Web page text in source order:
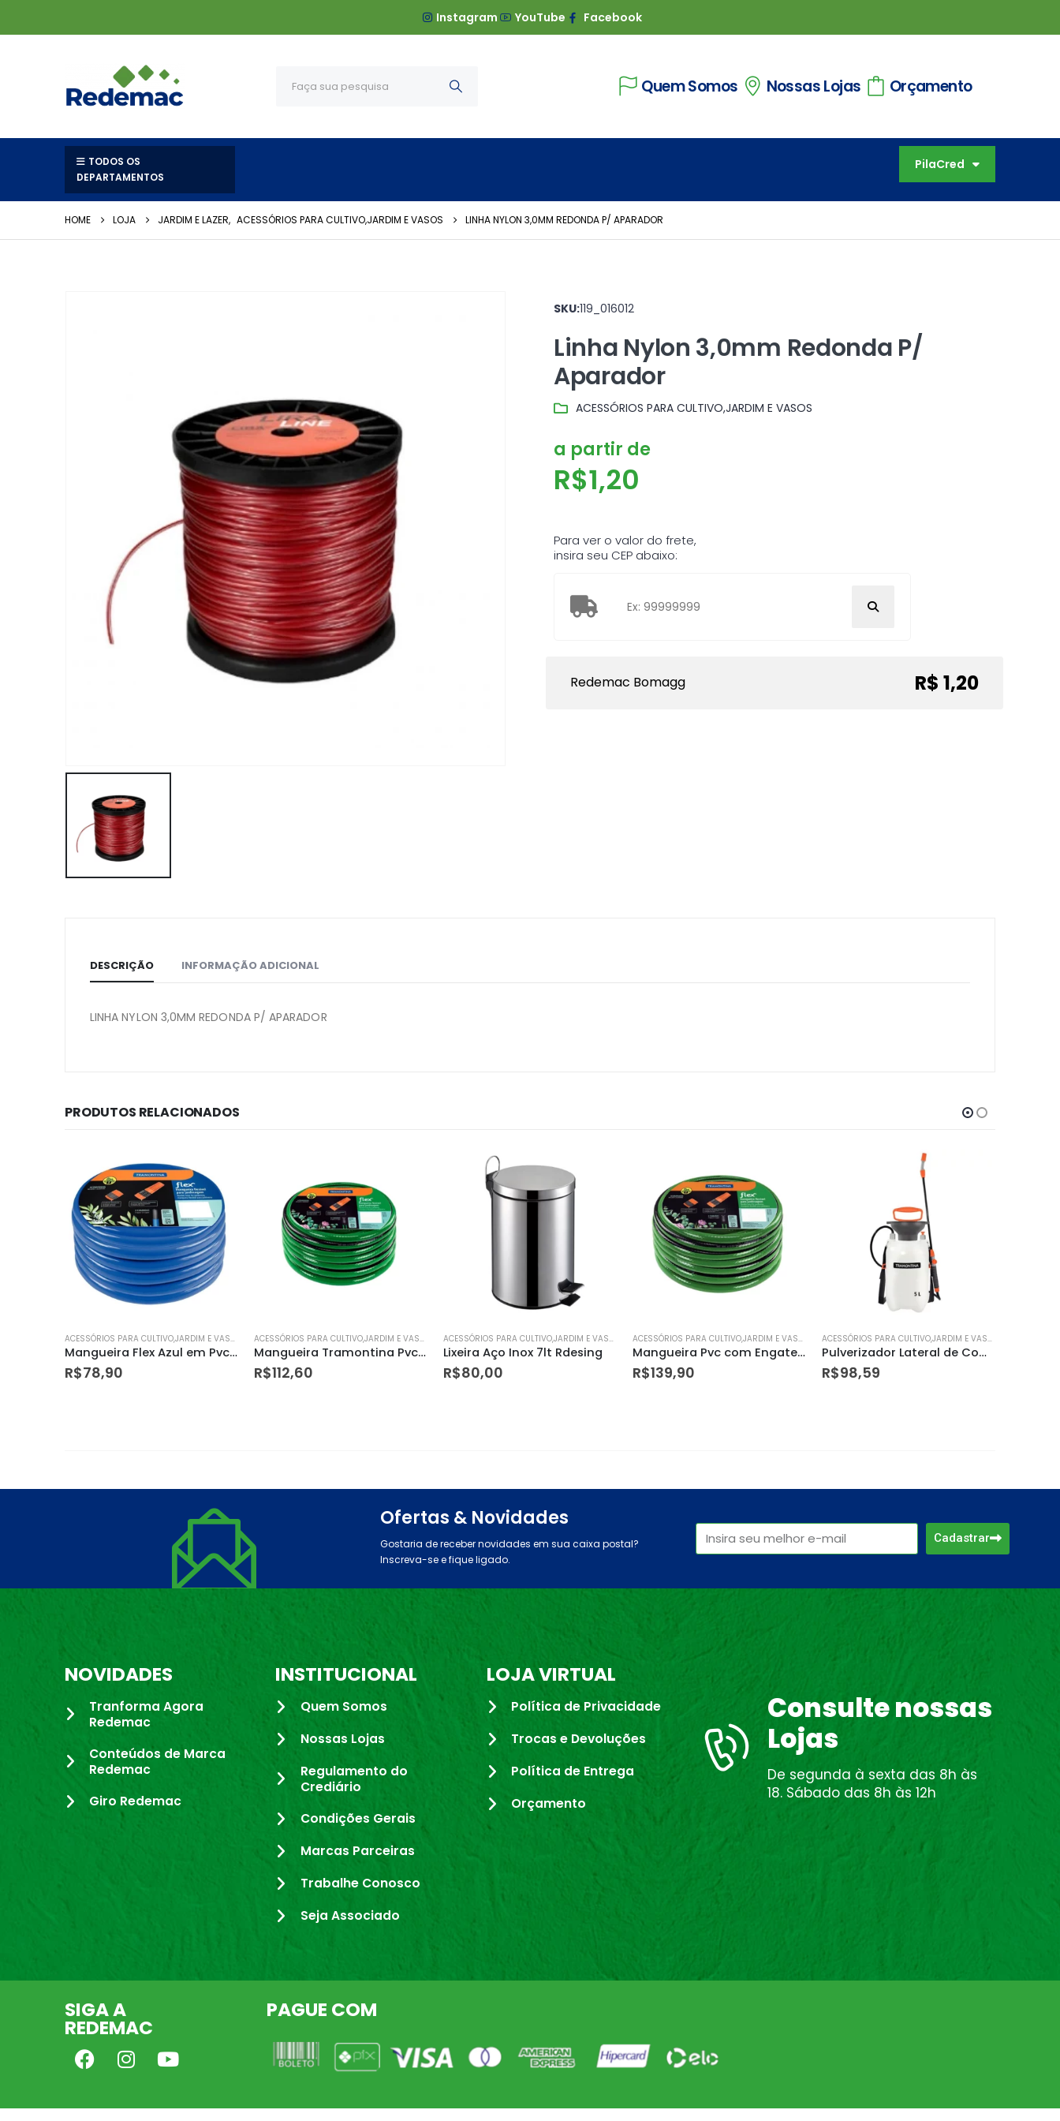
Instagram YouTube Facebook
Quem Somos Nossas Lojas Orçamento
TODOS OS
DEPARTAMENTOS
PilaCred
HOME LOJA JARDIM E LAZER, ACESSÓRIOS PARA CULTIVO,JARDIM E VASOS LINHA NYLON 3,0MM REDONDA P/ APARADOR
SKU:119_016012
Linha Nylon 3,0mm Redonda P/
Aparador
ACESSÓRIOS PARA CULTIVO,JARDIM E VASOS
a partir de
R$1,20
Para ver o valor do frete,
insira seu CEP abaixo:
Redemac Bomagg R$ 1,20
DESCRIÇÃO INFORMAÇÃO ADICIONAL
LINHA NYLON 3,0MM REDONDA P/ APARADOR
PRODUTOS RELACIONADOS
ACESSÓRIOS PARA CULTIVO,JARDIM E VASOS
Mangueira Tramontina Pvc com Engate e Esguicho Flex 20m Verde
R$112,60
ACESSÓRIOS PARA CULTIVO,JARDIM E VASOS
Lixeira Aço Inox 7lt Rdesing
R$80,00
ACESSÓRIOS PARA CULTIVO,JARDIM E VASOS
R$139,90
ACESSÓRIOS PARA CULTIVO,JARDIM E VASOS
Pulverizador Lateral de Compressão Prévia 5 L – Tramontina
R$98,59
ACESSÓRIOS PARA CULTIVO,JARDIM E VASOS
R$36,30
Ofertas & Novidades
Gostaria de receber novidades em sua caixa postal?
Inscreva-se e fique ligado.
Cadastrar
NOVIDADES
Tranforma Agora
Redemac
Conteúdos de Marca
Redemac
Giro Redemac
INSTITUCIONAL
Quem Somos
Nossas Lojas
Regulamento do
Crediário
Condições Gerais
Marcas Parceiras
Trabalhe Conosco
Seja Associado
LOJA VIRTUAL
Política de Privacidade
Trocas e Devoluções
Política de Entrega
Orçamento
Consulte nossas
Lojas
De segunda à sexta das 8h às
18. Sábado das 8h às 12h
SIGA A
REDEMAC
PAGUE COM